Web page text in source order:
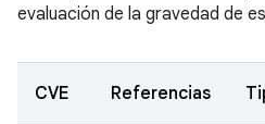
evaluación de la gravedad de
CVE Referencias